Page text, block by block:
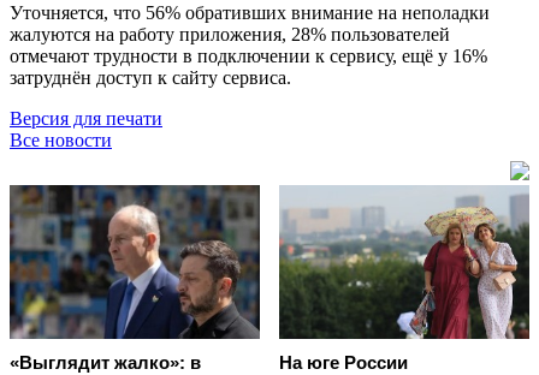
Уточняется, что 56% обративших внимание на неполадки
жалуются на работу приложения, 28% пользователей
отмечают трудности в подключении к сервису, ещё у 16%
затруднён доступ к сайту сервиса.
Версия для печати
Все новости
«Выглядит жалко»: в
На юге России